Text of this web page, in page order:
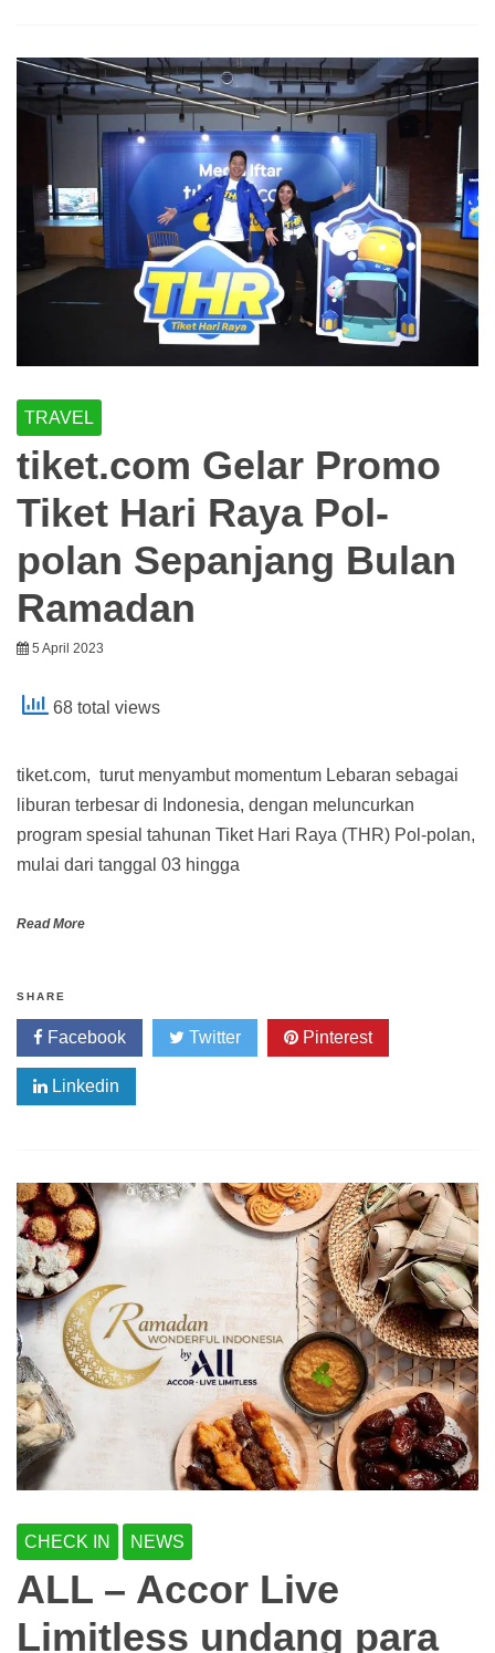
TRAVEL
tiket.com Gelar Promo
Tiket Hari Raya Pol-
polan Sepanjang Bulan
Ramadan
5 April 2023
68 total views
tiket.com, turut menyambut momentum Lebaran sebagai
liburan terbesar di Indonesia, dengan meluncurkan
program spesial tahunan Tiket Hari Raya (THR) Pol-polan,
mulai dari tanggal 03 hingga
Read More
SHARE
Facebook Twitter Pinterest
Linkedin
CHECK IN NEWS
ALL – Accor Live
Limitless undang para